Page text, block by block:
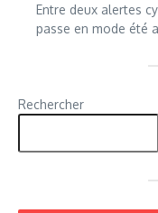
Entre deux alertes
passe en mode été
Rechercher